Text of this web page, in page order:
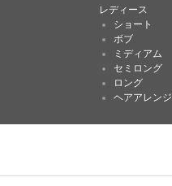
レディース
ショート
ボブ
ミディアム
セミロング
ロング
ヘアアレンジ